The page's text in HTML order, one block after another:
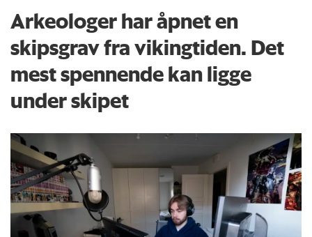
Arkeologer har åpnet en
skipsgrav fra vikingtiden. Det
mest spennende kan ligge
under skipet